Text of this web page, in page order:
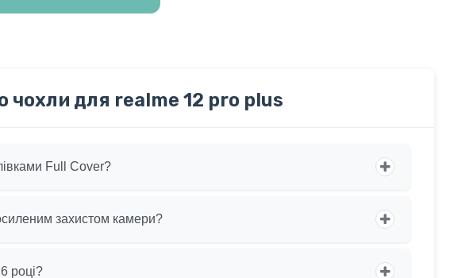
чохли для realme 12 pro plus
Full Cover?
захистом камери?
році?